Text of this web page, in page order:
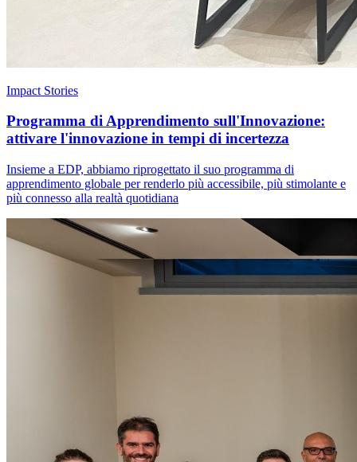
Impact Stories
Programma di Apprendimento sull'Innovazione:
attivare l'innovazione in tempi di incertezza
Insieme a EDP, abbiamo riprogettato il suo programma di
apprendimento globale per renderlo più accessibile, più stimolante e
più connesso alla realtà quotidiana